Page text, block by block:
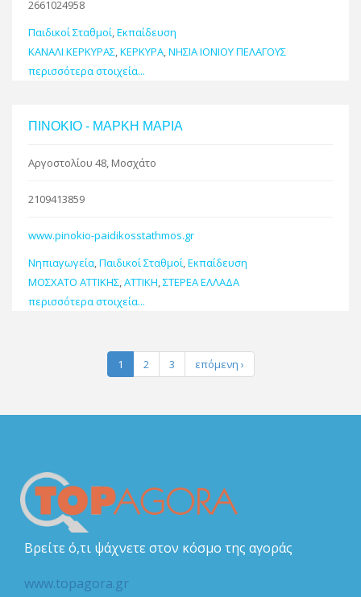
2661024958
Παιδικοί Σταθμοί,Εκπαίδευση
ΚΑΝΑΛΙ ΚΕΡΚΥΡΑΣ,ΚΕΡΚΥΡΑ,ΝΗΣΙΑ ΙΟΝΙΟΥ ΠΕΛΑΓΟΥΣ
περισσότερα στοιχεία...
ΠΙΝΟΚΙΟ - ΜΑΡΚΗ ΜΑΡΙΑ
Αργοστολίου 48, Μοσχάτο
2109413859
www.pinokio-paidikosstathmos.gr
Νηπιαγωγεία,Παιδικοί Σταθμοί,Εκπαίδευση
ΜΟΣΧΑΤΟ ΑΤΤΙΚΗΣ,ΑΤΤΙΚΗ,ΣΤΕΡΕΑ ΕΛΛΑΔΑ
περισσότερα στοιχεία...
1 2 3 επόμενη ›
Βρείτε ό,τι ψάχνετε στον κόσμο της αγοράς
www.topagora.gr